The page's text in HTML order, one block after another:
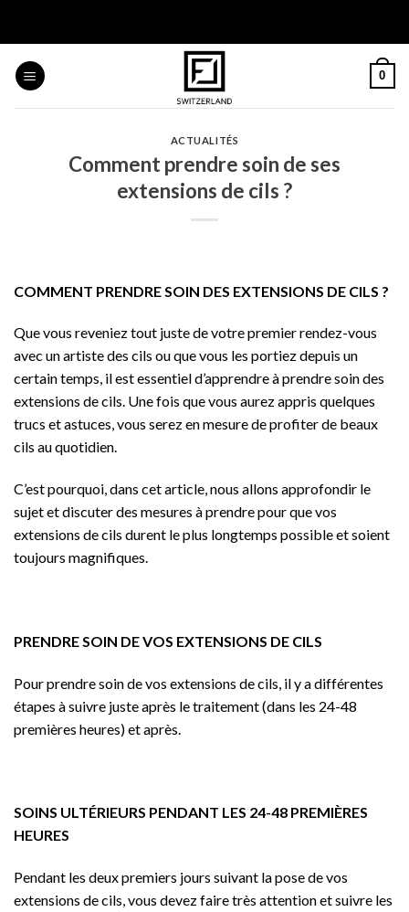
0
ACTUALITÉS
Comment prendre soin de ses
extensions de cils ?
COMMENT PRENDRE SOIN DES EXTENSIONS DE CILS ?
Que vous reveniez tout juste de votre premier rendez-vous
avec un artiste des cils ou que vous les portiez depuis un
certain temps, il est essentiel d’apprendre à prendre soin des
extensions de cils. Une fois que vous aurez appris quelques
trucs et astuces, vous serez en mesure de profiter de beaux
cils au quotidien.
C’est pourquoi, dans cet article, nous allons approfondir le
sujet et discuter des mesures à prendre pour que vos
extensions de cils durent le plus longtemps possible et soient
toujours magnifiques.
PRENDRE SOIN DE VOS EXTENSIONS DE CILS
Pour prendre soin de vos extensions de cils, il y a différentes
étapes à suivre juste après le traitement (dans les 24-48
premières heures) et après.
SOINS ULTÉRIEURS PENDANT LES 24-48 PREMIÈRES
HEURES
Pendant les deux premiers jours suivant la pose de vos
extensions de cils, vous devez faire très attention et suivre les